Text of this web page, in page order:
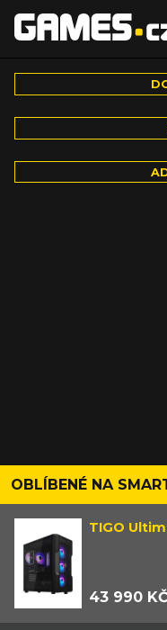
OBLÍBENÉ NA
TIGO
43 990 KČ